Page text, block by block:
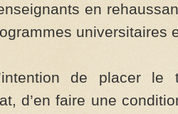
en
universitaires
de placer le
d’en faire une